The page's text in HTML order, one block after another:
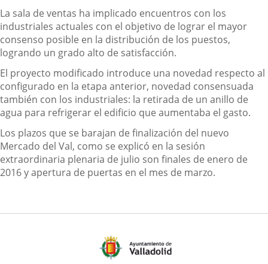
La sala de ventas ha implicado encuentros con los
industriales actuales con el objetivo de lograr el mayor
consenso posible en la distribución de los puestos,
logrando un grado alto de satisfacción.
El proyecto modificado introduce una novedad respecto al
configurado en la etapa anterior, novedad consensuada
también con los industriales: la retirada de un anillo de
agua para refrigerar el edificio que aumentaba el gasto.
Los plazos que se barajan de finalización del nuevo
Mercado del Val, como se explicó en la sesión
extraordinaria plenaria de julio son finales de enero de
2016 y apertura de puertas en el mes de marzo.